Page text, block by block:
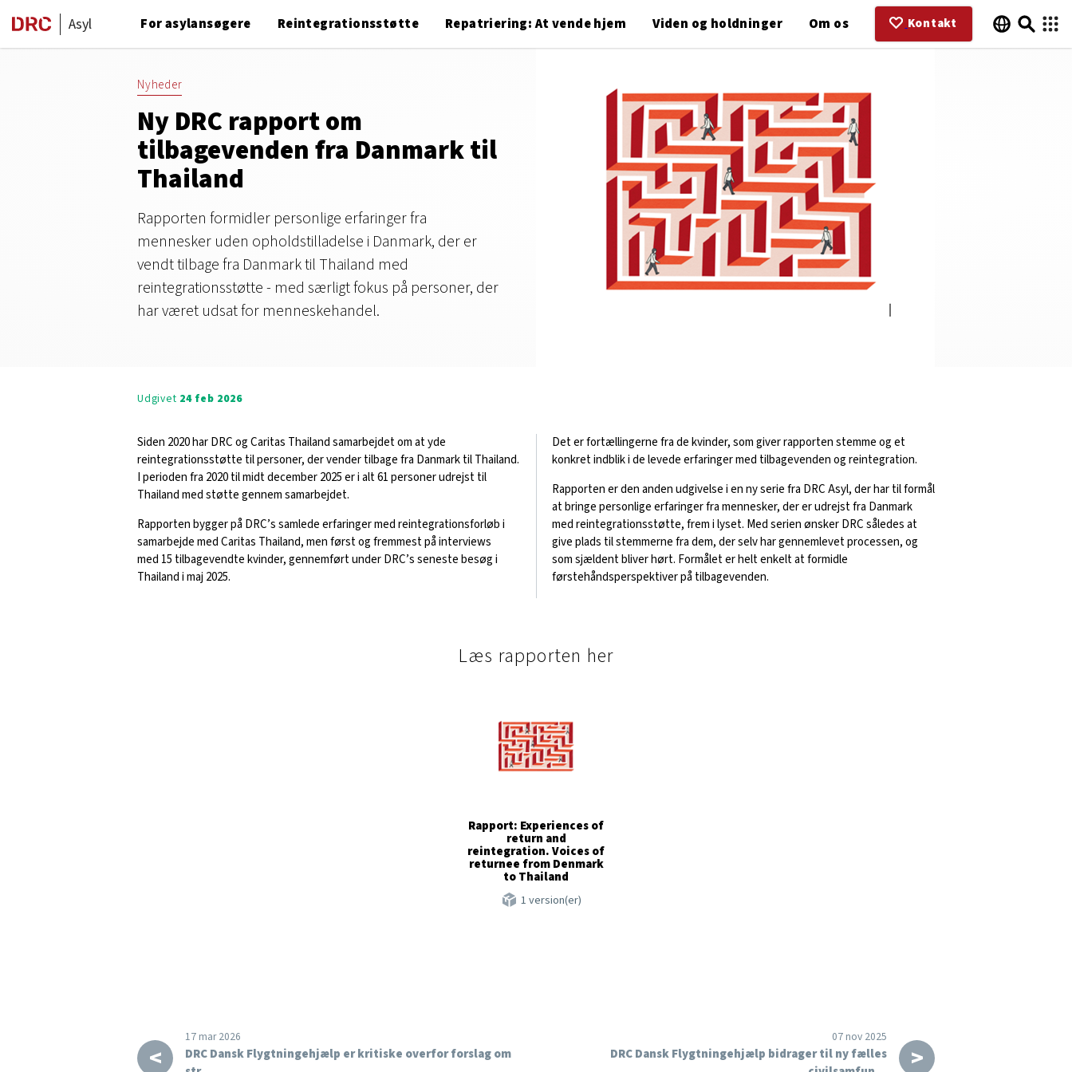
Asyl For asylansøgere Reintegrationsstøtte Repatriering: At vende hjem Viden og holdninger Om os Kontakt
Nyheder
Ny DRC rapport om
tilbagevenden fra Danmark til
Thailand
Rapporten formidler personlige erfaringer fra
mennesker uden opholdstilladelse i Danmark, der er
vendt tilbage fra Danmark til Thailand med
reintegrationsstøtte - med særligt fokus på personer, der
har været udsat for menneskehandel.
Udgivet 24 feb 2026
Siden 2020 har DRC og Caritas Thailand samarbejdet om at yde
reintegrationsstøtte til personer, der vender tilbage fra Danmark til Thailand.
I perioden fra 2020 til midt december 2025 er i alt 61 personer udrejst til
Thailand med støtte gennem samarbejdet.
Rapporten bygger på DRC’ssamlede erfaringer med reintegrationsforløb i
samarbejde med Caritas Thailand, men først og fremmest på interviews
med 15 tilbagevendtekvinder, gennemført underDRC’sseneste besøg i
Thailand i maj 2025.
Det er fortællingerne fra de kvinder, som giver rapporten stemme og et
konkret indblik i de levede erfaringer med tilbagevenden og reintegration.
Rapporten er denandenudgivelse i en ny serie fra DRC Asyl, der har til formål
at bringe personlige erfaringer fra mennesker, der er udrejst fra Danmark
med reintegrationsstøtte, frem i lyset. Med serien ønsker DRCsåledes at
give plads til stemmerne fra dem, der selv har gennemlevet processen, og
som sjældent bliver hørt. Formålet er helt enkelt at formidle
førstehåndsperspektiver på tilbagevenden.
Læs rapporten her
Rapport: Experiences of
return and
reintegration. Voices of
returnee from Denmark
to Thailand
1 version(er)
<
17 mar 2026
DRC Dansk Flygtningehjælp er kritiske overfor forslag om
>
07 nov 2025
DRC Dansk Flygtningehjælp bidrager til ny fælles